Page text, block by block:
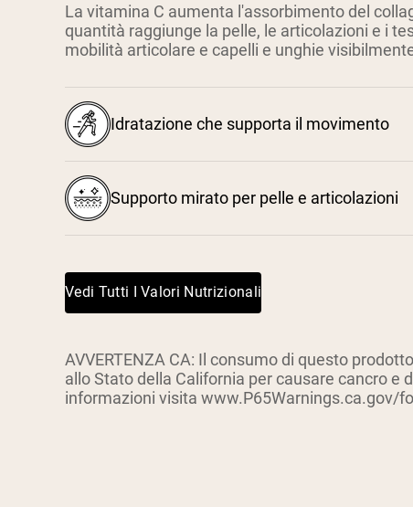
La vitamina C aumenta l'assorbimento del
quantità raggiunge la pelle, le articolazioni e i
mobilità articolare e capelli e unghie
Idratazione che supporta il movimento
Supporto mirato per pelle e articolazioni
Vedi Tutti I Valori Nutrizionali
AVVERTENZA CA: Il consumo di questo
allo Stato della California per causare cancro
informazioni visita www.P65Warnings.ca.gov/